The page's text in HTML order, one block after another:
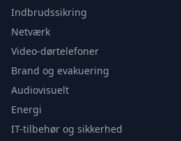
Indbrudssikring
Netværk
Video-dørtelefoner
Brand og evakuering
Audiovisuelt
Energi
IT-tilbehør og sikkerhed